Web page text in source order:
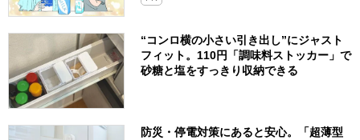
“コンロ横の小さい引き出し”にジャスト
フィット。110円「調味料ストッカー」で
砂糖と塩をすっきり収納できる
防災・停電対策にあると安心。「超薄型